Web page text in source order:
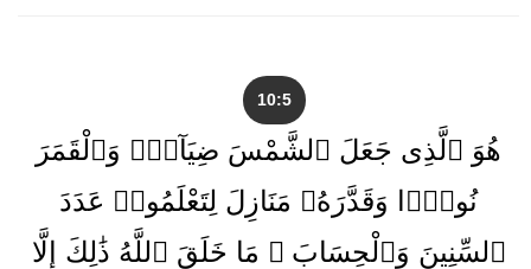
10:5
هُوَ ٱلَّذِى جَعَلَ ٱلشَّمْسَ ضِيَآءًۭ وَٱلْقَمَرَ
نُورًۭا وَقَدَّرَهُۥ مَنَازِلَ لِتَعْلَمُوا۟ عَدَدَ
ٱلسِّنِينَ وَٱلْحِسَابَ ۚ مَا خَلَقَ ٱللَّهُ ذَٰلِكَ إِلَّا